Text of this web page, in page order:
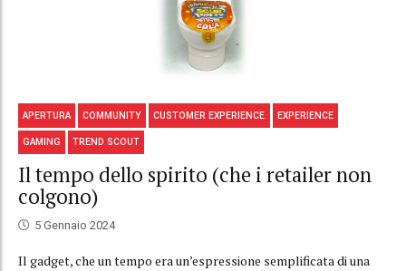
APERTURA COMMUNITY CUSTOMER EXPERIENCE EXPERIENCE
GAMING TREND SCOUT
Il tempo dello spirito (che i retailer non
colgono)
5 Gennaio 2024
Il gadget, che un tempo era un’espressione semplificata di una